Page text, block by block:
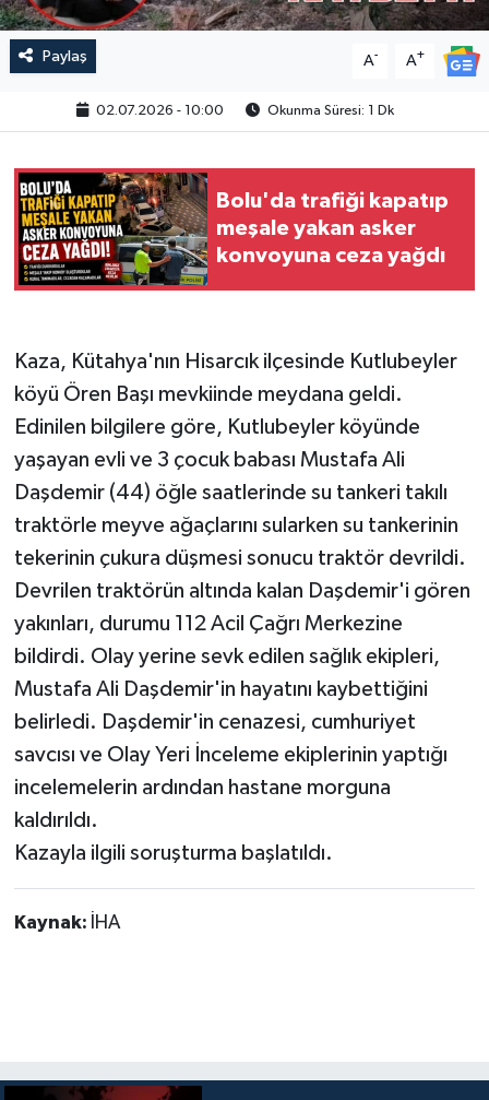
Paylaş A- A+
02.07.2026 - 10:00 Okunma Süresi: 1 Dk
Bolu'da trafiği kapatıp
meşale yakan asker
konvoyuna ceza yağdı
Kaza, Kütahya'nın Hisarcık ilçesinde Kutlubeyler
köyü Ören Başı mevkiinde meydana geldi.
Edinilen bilgilere göre, Kutlubeyler köyünde
yaşayan evli ve 3 çocuk babası Mustafa Ali
Daşdemir (44) öğle saatlerinde su tankeri takılı
traktörle meyve ağaçlarını sularken su tankerinin
tekerinin çukura düşmesi sonucu traktör devrildi.
Devrilen traktörün altında kalan Daşdemir'i gören
yakınları, durumu 112 Acil Çağrı Merkezine
bildirdi. Olay yerine sevk edilen sağlık ekipleri,
Mustafa Ali Daşdemir'in hayatını kaybettiğini
belirledi. Daşdemir'in cenazesi, cumhuriyet
savcısı ve Olay Yeri İnceleme ekiplerinin yaptığı
incelemelerin ardından hastane morguna
kaldırıldı.
Kazayla ilgili soruşturma başlatıldı.
Kaynak: İHA